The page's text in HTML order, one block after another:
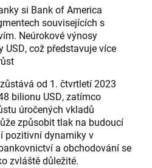
si Bank of America
souvisejících s
Neúrokové výnosy
což představuje více
od 1. čtvrtletí 2023
bilionu USD, zatímco
úročených vkladů
způsobit tlak na budoucí
pozitivní dynamiky v
a obchodování se
zvláště důležité.